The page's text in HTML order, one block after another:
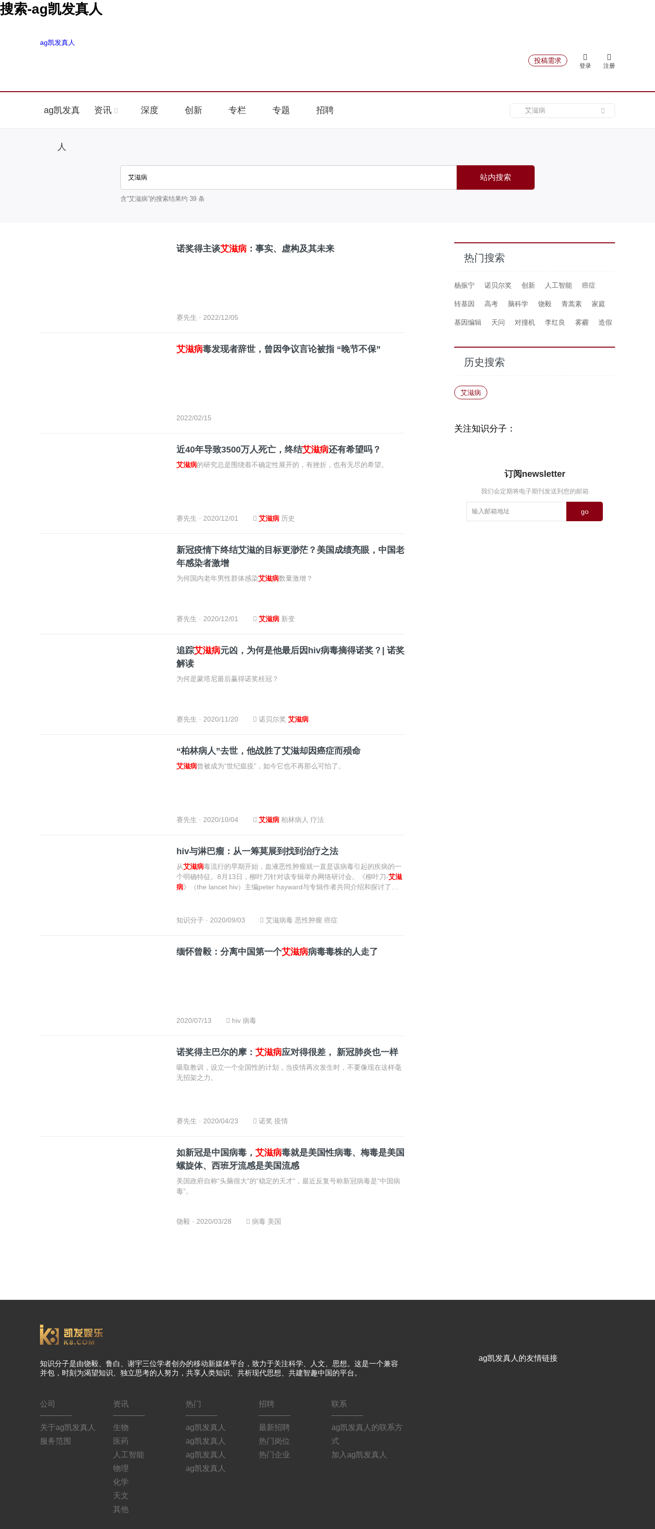
搜索-ag凯发真人
ag凯发真人
投稿需求
登录 注册
ag凯发真
人
资讯 深度 创新 专栏 专题 招聘
站内搜索
含“艾滋病”的搜索结果约 39 条
诺奖得主谈艾滋病 ：事实、虚构及其未来
赛先生 · 2022/12/05
艾滋病毒发现者辞世，曾因争议言论被指 “晚节不保”
2022/02/15
近40年导致3500万人死亡，终结艾滋病还有希望吗？
艾滋病的研究总是围绕着不确定性展开的，有挫折，也有无尽的希望。
赛先生 · 2020/12/01 艾滋病 历史
新冠疫情下终结艾滋的目标更渺茫？美国成绩亮眼，中国老
年感染者激增
为何国内老年男性群体感染艾滋病数量激增？
赛先生 · 2020/12/01 艾滋病 新变
追踪艾滋病元凶，为何是他最后因hiv病毒摘得诺奖？| 诺奖
解读
为何是蒙塔尼最后赢得诺奖桂冠？
赛先生 · 2020/11/20 诺贝尔奖 艾滋病
“柏林病人”去世，他战胜了艾滋却因癌症而殒命
艾滋病曾被成为“世纪瘟疫”，如今它也不再那么可怕了。
赛先生 · 2020/10/04 艾滋病 柏林病人 疗法
hiv与淋巴瘤：从一筹莫展到找到治疗之法
从艾滋病毒流行的早期开始，血液恶性肿瘤就一直是该病毒引起的疾病的一
个明确特征。8月13日，柳叶刀针对该专辑举办网络研讨会。《柳叶刀-艾滋
病》（the lancet hiv）主编peter hayward与专辑作者共同介绍和探讨了与
知识分子 · 2020/09/03 艾滋病毒 恶性肿瘤 癌症
缅怀曾毅：分离中国第一个艾滋病病毒毒株的人走了
2020/07/13 hiv 病毒
诺奖得主巴尔的摩： 艾滋病应对得很差， 新冠肺炎也一样
吸取教训，设立一个全国性的计划，当疫情再次发生时，不要像现在这样毫
无招架之力。
赛先生 · 2020/04/23 诺奖 疫情
如新冠是中国病毒， 艾滋病毒就是美国性病毒、梅毒是美国
螺旋体、西班牙流感是美国流感
美国政府自称“头脑很大”的“稳定的天才”，最近反复号称新冠病毒是“中国病
毒”。
饶毅 · 2020/03/28 病毒 美国
热门搜索
杨振宁 诺贝尔奖 创新 人工智能 癌症
转基因 高考 脑科学 饶毅 青蒿素 家庭
基因编辑 天问 对撞机 李红良 雾霾 造假
历史搜索
艾滋病
关注知识分子：
订阅newsletter
我们会定期将电子期刊发送到您的邮箱
go
知识分子是由饶毅、鲁白、谢宇三位学者创办的移动新媒体平台，致力于关注科学、人文、思想。这是一个兼容
并包，时刻为渴望知识、独立思考的人努力，共享人类知识、共析现代思想、共建智趣中国的平台。
公司
关于ag凯发真人
服务范围
资讯
生物
医药
人工智能
物理
化学
天文
其他
热门
ag凯发真人
ag凯发真人
ag凯发真人
ag凯发真人
招聘
最新招聘
热门岗位
热门企业
联系
ag凯发真人的联系方
式
加入ag凯发真人
ag凯发真人的友情链接